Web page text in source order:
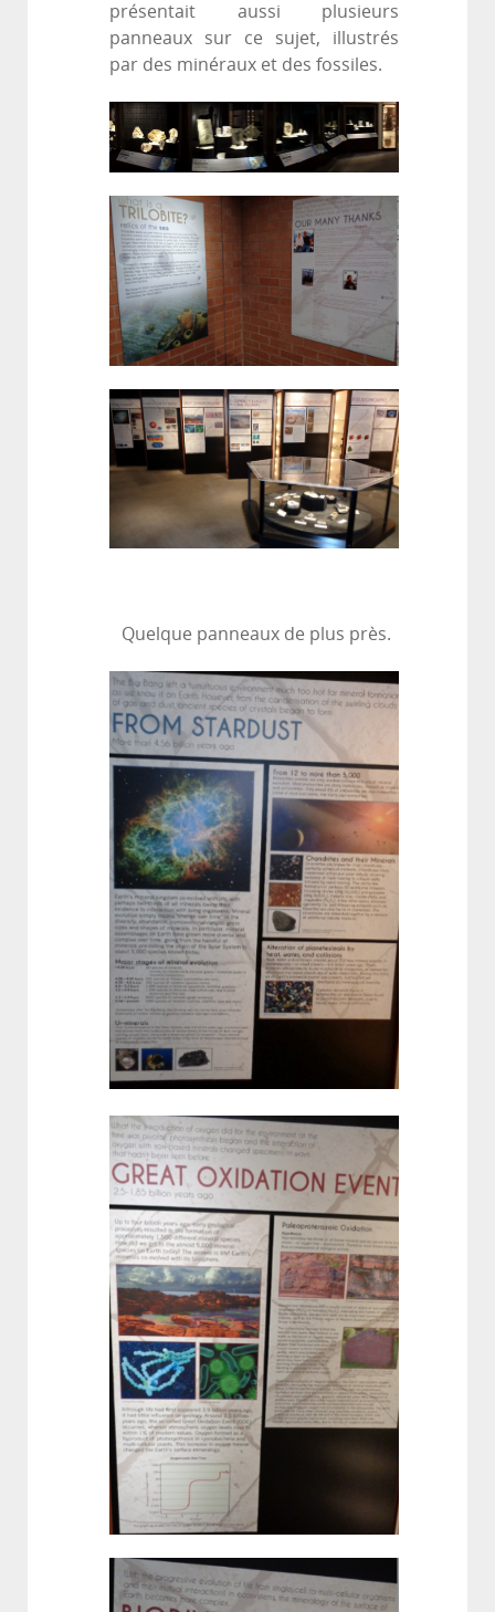
présentait aussi plusieurs
panneaux sur ce sujet, illustrés
par des minéraux et des fossiles.
Quelque panneaux de plus près.